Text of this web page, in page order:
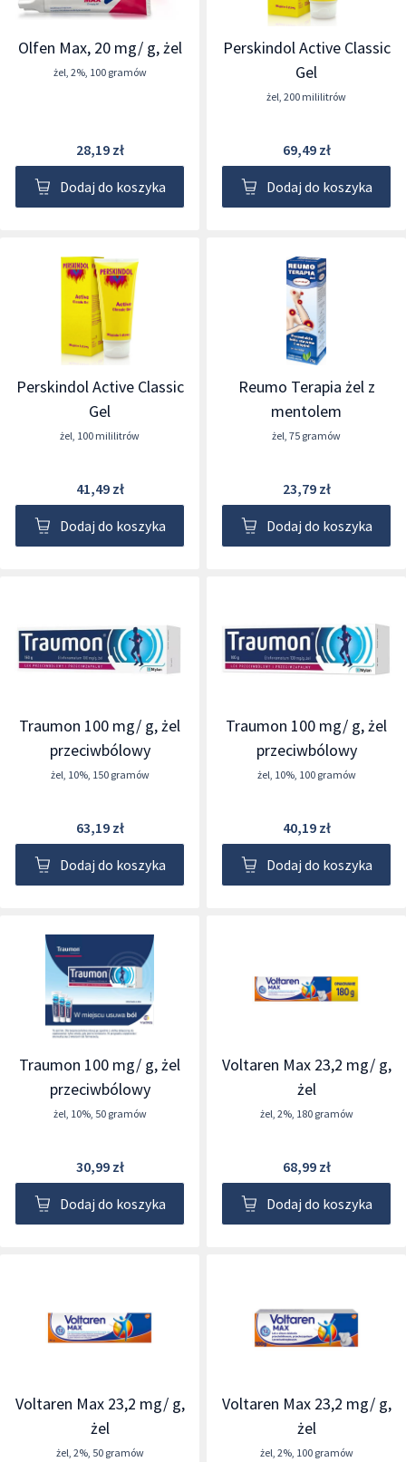
Olfen Max, 20 mg/ g, żel
żel, 2%, 100 gramów
28,19 zł
Dodaj do koszyka
Perskindol Active Classic
Gel
żel, 200 mililitrów
69,49 zł
Dodaj do koszyka
Perskindol Active Classic
Gel
żel, 100 mililitrów
41,49 zł
Dodaj do koszyka
Reumo Terapia żel z
mentolem
żel, 75 gramów
23,79 zł
Dodaj do koszyka
Traumon 100 mg/ g, żel
przeciwbólowy
żel, 10%, 150 gramów
63,19 zł
Dodaj do koszyka
Traumon 100 mg/ g, żel
przeciwbólowy
żel, 10%, 100 gramów
40,19 zł
Dodaj do koszyka
Traumon 100 mg/ g, żel
przeciwbólowy
żel, 10%, 50 gramów
30,99 zł
Dodaj do koszyka
Voltaren Max 23,2 mg/ g,
żel
żel, 2%, 180 gramów
68,99 zł
Dodaj do koszyka
Voltaren Max 23,2 mg/ g,
żel
żel, 2%, 50 gramów
Voltaren Max 23,2 mg/ g,
żel
żel, 2%, 100 gramów